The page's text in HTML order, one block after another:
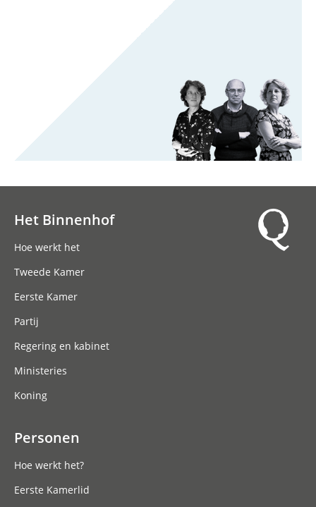
Het Binnenhof
Hoe werkt het
Tweede Kamer
Eerste Kamer
Partij
Regering en kabinet
Ministeries
Koning
Personen
Hoe werkt het?
Eerste Kamerlid